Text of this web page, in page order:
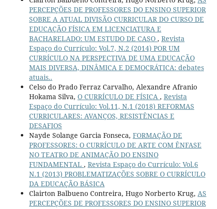
PERCEPÇÕES DE PROFESSORES DO ENSINO SUPERIOR
SOBRE A ATUAL DIVISÃO CURRICULAR DO CURSO DE
EDUCAÇÃO FÍSICA EM LICENCIATURA E
BACHARELADO: UM ESTUDO DE CASO , Revista
Espaço do Currículo: Vol.7, N.2 (2014) POR UM
CURRÍCULO NA PERSPECTIVA DE UMA EDUCAÇÃO
MAIS DIVERSA, DINÂMICA E DEMOCRÁTICA: debates
atuais..
Celso do Prado Ferraz Carvalho, Alexandre Afranio
Hokama Silva, O CURRÍCULO DE FÍSICA , Revista
Espaço do Currículo: Vol.11, N.1 (2018) REFORMAS
CURRICULARES: AVANÇOS, RESISTÊNCIAS E
DESAFIOS
Nayde Solange Garcia Fonseca, FORMAÇÃO DE
PROFESSORES: O CURRÍCULO DE ARTE COM ÊNFASE
NO TEATRO DE ANIMAÇÃO DO ENSINO
FUNDAMENTAL , Revista Espaço do Currículo: Vol.6
N.1 (2013) PROBLEMATIZAÇÕES SOBRE O CURRÍCULO
DA EDUCAÇÃO BÁSICA
Clairton Balbueno Contreira, Hugo Norberto Krug, AS
PERCEPÇÕES DE PROFESSORES DO ENSINO SUPERIOR